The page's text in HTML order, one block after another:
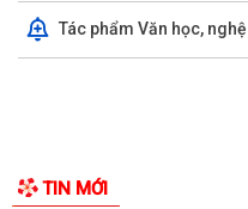
Tác phẩm Văn học,
Chủ động chuyển đổi số trước
cháy và cứu nạn, cứu hộ